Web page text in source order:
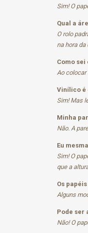
Sim! O
Qual a
O rolo
na hora
Como sei
Ao colocar
Vinílico é
Sim! Mas
Minha
Não. A
Eu
Sim! O
que a
Os
Alguns
Pode ser
Não! O